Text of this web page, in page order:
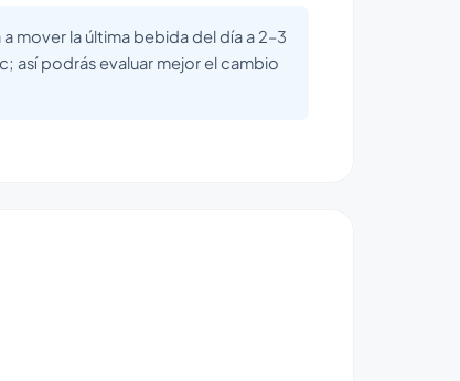
mover la última bebida del día a 2–3
así podrás evaluar mejor el cambio